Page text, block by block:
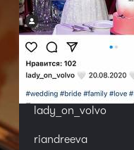
lady_on_volvo
riandreeva